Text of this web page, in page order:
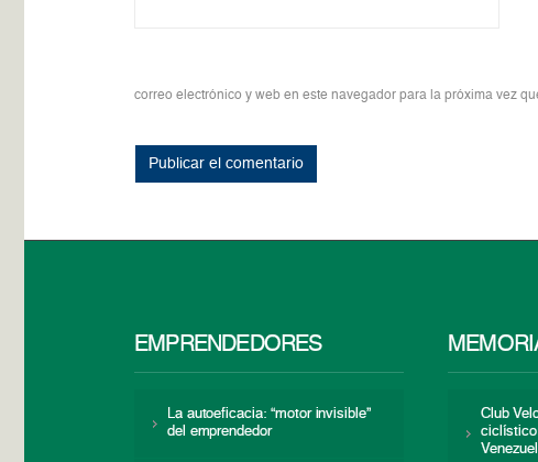
correo electrónico y web en este navegador para la próxima vez
EMPRENDEDORES
La autoeficacia: “motor invisible”
del emprendedor
Club
ciclístico